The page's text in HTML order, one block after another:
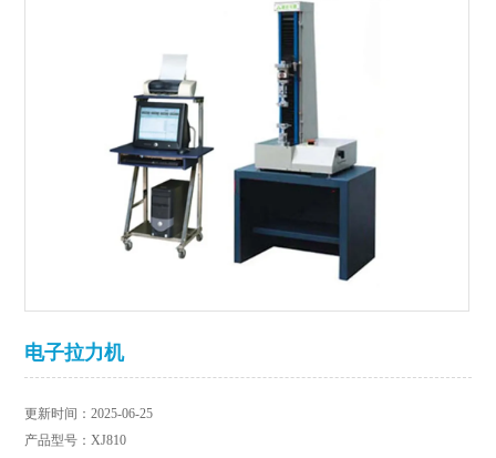
电子拉力机
更新时间：2025-06-25
产品型号：XJ810